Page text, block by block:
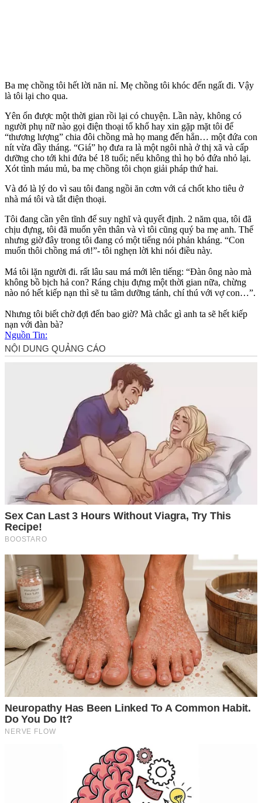
Ba mẹ chồng tôi hết lời năn nỉ. Mẹ chồng tôi khóc đến ngất đi. Vậy
là tôi lại cho qua.
Yên ổn được một thời gian rồi lại có chuyện. Lần này, không có
người phụ nữ nào gọi điện thoại tố khổ hay xin gặp mặt tôi để
“thương lượng” chia đôi chồng mà họ mang đến hẳn… một đứa con
nít vừa đầy tháng. “Giá” họ đưa ra là một ngôi nhà ở thị xã và cấp
dưỡng cho tới khi đứa bé 18 tuổi; nếu không thì họ bỏ đứa nhỏ lại.
Xót tình máu mủ, ba mẹ chồng tôi chọn giải pháp thứ hai.
Và đó là lý do vì sau tôi đang ngồi ăn cơm với cá chốt kho tiêu ở
nhà má tôi và tắt điện thoại.
Tôi đang cần yên tĩnh để suy nghĩ và quyết định. 2 năm qua, tôi đã
chịu đựng, tôi đã muốn yên thân và vì tôi cũng quý ba mẹ anh. Thế
nhưng giờ đây trong tôi đang có một tiếng nói phản kháng. “Con
muốn thôi chồng má ơi!”- tôi nghẹn lời khi nói điều này.
Má tôi lặn người đi. rất lâu sau má mới lên tiếng: “Đàn ông nào mà
không bồ bịch hả con? Ráng chịu đựng một thời gian nữa, chừng
nào nó hết kiếp nạn thì sẽ tu tâm dưỡng tánh, chí thú với vợ con…”.
Nhưng tôi biết chờ đợi đến bao giờ? Mà chắc gì anh ta sẽ hết kiếp
nạn với đàn bà?
Nguồn Tin: